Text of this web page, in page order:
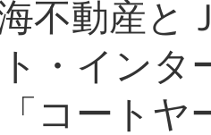
不動産と
・インタ
コートヤ